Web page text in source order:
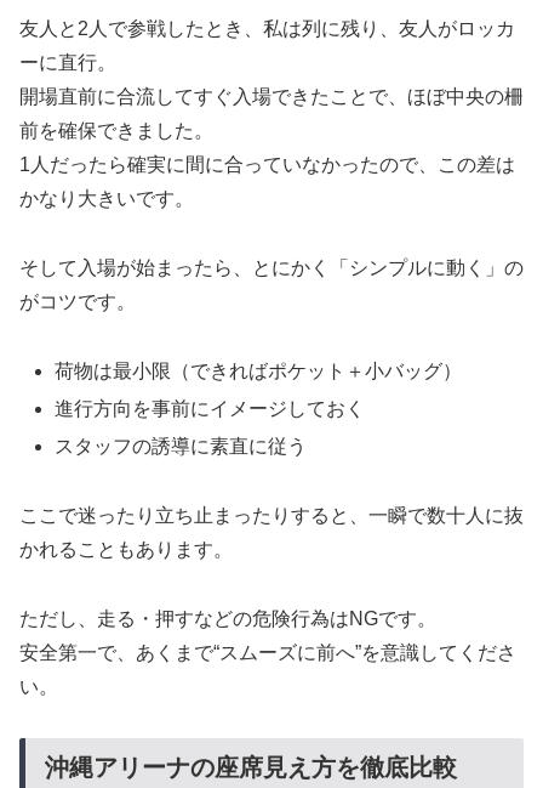
友人と2人で参戦したとき、私は列に残り、友人がロッカ
ーに直行。
開場直前に合流してすぐ入場できたことで、ほぼ中央の柵
前を確保できました。
1人だったら確実に間に合っていなかったので、この差は
かなり大きいです。
そして入場が始まったら、とにかく「シンプルに動く」の
がコツです。
荷物は最小限（できればポケット＋小バッグ）
進行方向を事前にイメージしておく
スタッフの誘導に素直に従う
ここで迷ったり立ち止まったりすると、一瞬で数十人に抜
かれることもあります。
ただし、走る・押すなどの危険行為はNGです。
安全第一で、あくまで“スムーズに前へ”を意識してくださ
い。
沖縄アリーナの座席見え方を徹底比較